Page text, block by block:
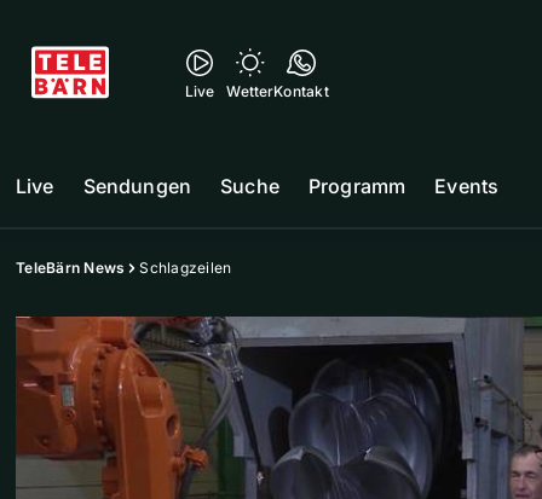
Live WetterKontakt
Live Sendungen Suche Programm Events
TeleBärn News Schlagzeilen